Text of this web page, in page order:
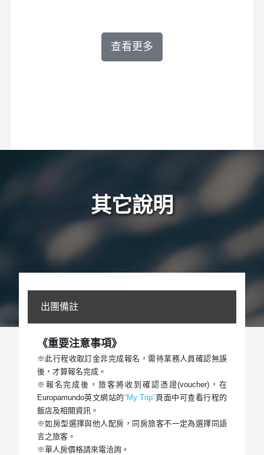
查看更多
其它說明
出團備註
《重要注意事項》
※此行程收取訂金非完成報名，需待業務人員確認無誤
後，才算報名完成。
※報名完成後，旅客將收到確認憑證(voucher)，在
Europamundo英文網站的“My Trip”頁面中可查看行程的
飯店及相關資訊。
※如房型選擇與他人配房，同房旅客不一定為選擇同語
言之旅客。
※單人房價格請來電洽詢。